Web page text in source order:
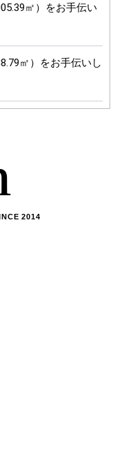
㎡）をお手伝い
㎡）をお手伝いし
2014